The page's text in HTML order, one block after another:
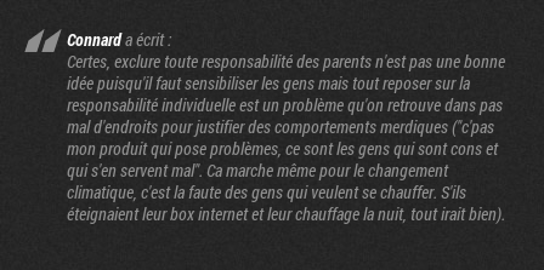
Connarda écrit :
Certes, exclure toute responsabilité des parents n'est pas une bonne
idée puisqu'il faut sensibiliser les gens mais tout reposer sur la
responsabilité individuelle est un problème qu'on retrouve dans pas
mal d'endroits pour justifier des comportements merdiques ("c'pas
mon produit qui pose problèmes, ce sont les gens qui sont cons et
qui s'en servent mal". Ca marche même pour le changement
climatique, c'est la faute des gens qui veulent se chauffer. S'ils
éteignaient leur box internet et leur chauffage la nuit, tout irait bien).